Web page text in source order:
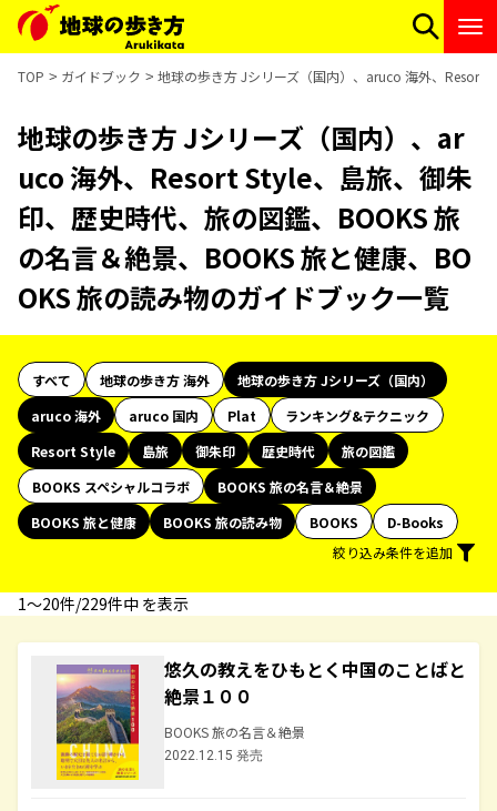
TOP ガイドブック 地球の歩き方 Jシリーズ（国内）、aruco 海外、Resort
地球の歩き方 Jシリーズ（国内）、ar
uco 海外、Resort Style、島旅、御朱
印、歴史時代、旅の図鑑、BOOKS 旅
の名言＆絶景、BOOKS 旅と健康、BO
OKS 旅の読み物のガイドブック一覧
すべて 地球の歩き方 海外
地球の歩き方 Jシリーズ（国内）
aruco 海外
aruco 国内 Plat
ランキング&テクニック
Resort Style
島旅 御朱印 歴史時代
旅の図鑑
BOOKS スペシャルコラボ
BOOKS 旅の名言＆絶景
BOOKS 旅と健康
BOOKS 旅の読み物 BOOKS
D-Books
絞り込み条件を追加
1〜20件/229件中 を表示
悠久の教えをひもとく中国のことばと
絶景１００
BOOKS 旅の名言＆絶景
2022.12.15 発売